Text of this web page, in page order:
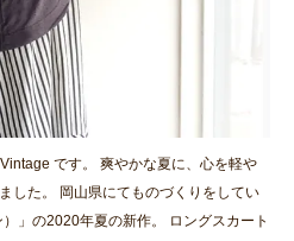
です。 爽やかな夏に、心を軽や
した。 岡山県にてものづくりをしてい
」の2020年夏の新作。 ロングスカート